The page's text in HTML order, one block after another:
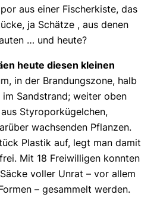
aus einer Fischerkiste, das
ja Schätze , aus denen
… und heute?
heute diesen kleinen
in der Brandungszone, halb
Sandstrand; weiter oben
Styroporkügelchen,
wachsenden Pflanzen.
Plastik auf, legt man damit
Mit 18 Freiwilligen konnten
voller Unrat – vor allem
– gesammelt werden.